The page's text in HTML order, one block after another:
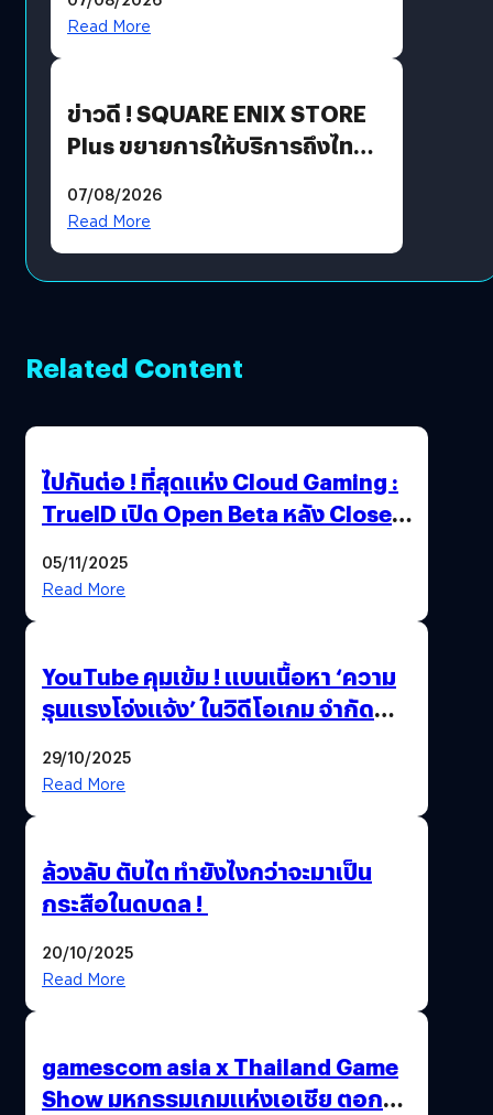
Read More
ข่าวดี ! SQUARE ENIX STORE
Plus ขยายการให้บริการถึงไทย
โดยตรง
07/08/2026
Read More
Related Content
ไปกันต่อ ! ที่สุดแห่ง Cloud Gaming :
TrueID เปิด Open Beta หลัง Close
Thailand Game Show 2025 ทะลุ 15
05/11/2025
Read More
YouTube คุมเข้ม ! แบนเนื้อหา ‘ความ
รุนแรงโจ่งแจ้ง’ ในวิดีโอเกม จำกัด
29/10/2025
Read More
ล้วงลับ ตับไต ทำยังไงกว่าจะมาเป็น
กระสือในดบดล !
20/10/2025
Read More
gamescom asia x Thailand Game
Show มหกรรมเกมแห่งเอเชีย ตอกย้ำ